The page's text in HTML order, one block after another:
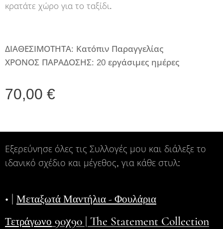
κρατάτε χώρο για το ταξίδι.
ΔΙΑΘΕΣΙΜΟΤΗΤΑ: Κατόπιν Παραγγελίας
ΧΡΟΝΟΣ ΠΑΡΑΔΟΣΗΣ: 20 εργάσιμες ημέρες
70,00 €
Εξερεύνησε όλες τις Συλλογές μου και διάλεξε το
ιδανικό σχέδιο και μέγεθος, για κάθε στυλ:
• | Μεταξωτά Μαντήλια - Φουλάρια
Τετράγωνο 90χ90 | The Statement Collection